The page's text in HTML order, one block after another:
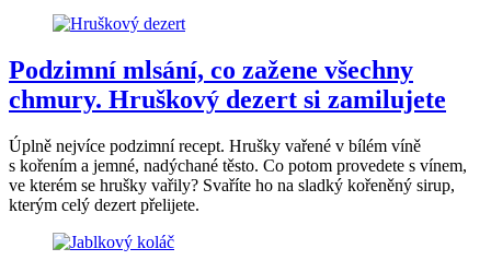
Podzimní mlsání, co zažene všechny
chmury. Hruškový dezert si zamilujete
Úplně nejvíce podzimní recept. Hrušky vařené v bílém víně
s kořením a jemné, nadýchané těsto. Co potom provedete s vínem,
ve kterém se hrušky vařily? Svaříte ho na sladký kořeněný sirup,
kterým celý dezert přelijete.